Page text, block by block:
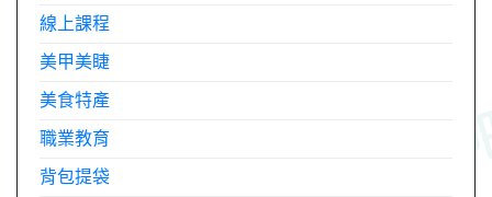
線上課程
美甲美睫
美食特產
職業教育
背包提袋